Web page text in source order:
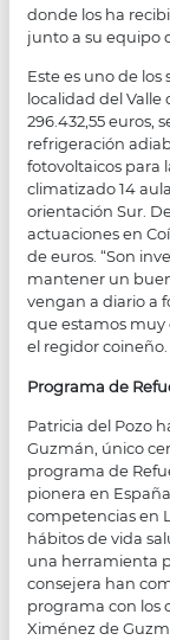
donde los ha
junto a su equipo
Este es uno de
localidad del Valle
296.432,55 euros,
refrigeración
fotovoltaicos para
climatizado 14
orientación Sur.
actuaciones en
de euros. “Son
mantener un
vengan a diario a
que estamos muy
el regidor coineño.
Programa de
Patricia del Pozo
Guzmán, único
programa de
pionera en
competencias en
hábitos de vida
una herramienta
consejera han
programa con los
Ximénez de